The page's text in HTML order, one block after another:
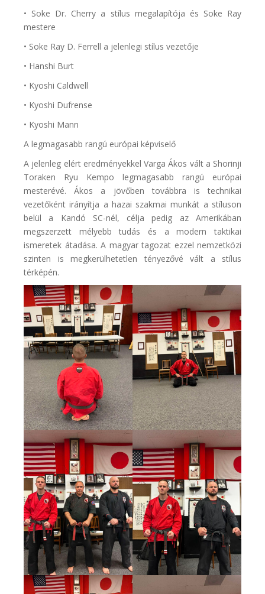
• Soke Dr. Cherry a stílus megalapítója és Soke Ray
mestere
• Soke Ray D. Ferrell a jelenlegi stílus vezetője
• Hanshi Burt
• Kyoshi Caldwell
• Kyoshi Dufrense
• Kyoshi Mann
A legmagasabb rangú európai képviselő
A jelenleg elért eredményekkel Varga Ákos vált a Shorinji
Toraken Ryu Kempo legmagasabb rangú európai
mesterévé. Ákos a jövőben továbbra is technikai
vezetőként irányítja a hazai szakmai munkát a stíluson
belül a Kandó SC-nél, célja pedig az Amerikában
megszerzett mélyebb tudás és a modern taktikai
ismeretek átadása. A magyar tagozat ezzel nemzetközi
szinten is megkerülhetetlen tényezővé vált a stílus
térképén.